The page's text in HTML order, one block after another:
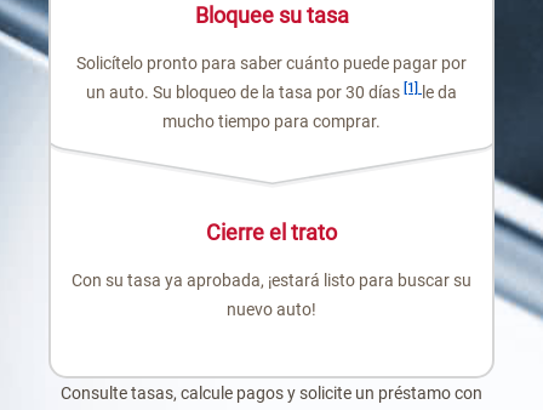
Bloquee su tasa
Solicítelo pronto para saber cuánto puede pagar por
un auto. Su bloqueo de la tasa por 30 días
Nota al pie
[1]
le da
mucho tiempo para comprar.
Cierre el trato
Con su tasa ya aprobada, ¡estará listo para buscar su
nuevo auto!
Consulte tasas, calcule pagos y solicite un préstamo con